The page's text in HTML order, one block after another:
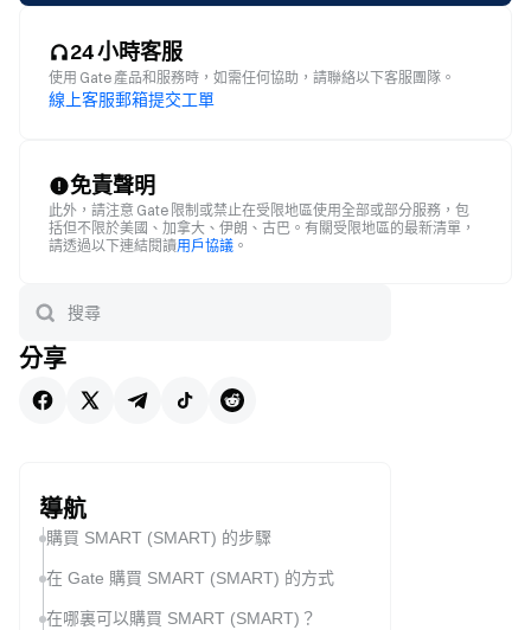
24 小時客服
使用 Gate 產品和服務時，如需任何協助，請聯絡以下客服團隊。
線上客服郵箱提交工單
免責聲明
此外，請注意 Gate 限制或禁止在受限地區使用全部或部分服務，包
括但不限於美國、加拿大、伊朗、古巴。有關受限地區的最新清單，
請透過以下連結閱讀用戶協議 。
分享
導航
購買 SMART (SMART) 的步驟
在 Gate 購買 SMART (SMART) 的方式
在哪裏可以購買 SMART (SMART)？